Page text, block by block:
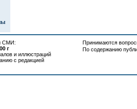
СМИ:
г
и иллюстраций
с редакцией
Принимаются
По содержанию